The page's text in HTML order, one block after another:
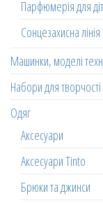
Парфюмерія для
Сонцезахисна лінія
Машинки, моделі
Набори для творчості
Одяг
Аксесуари
Аксесуари Tinto
Брюки та джинси